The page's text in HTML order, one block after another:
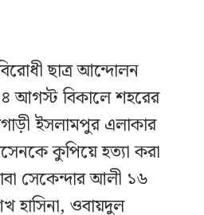
ছাত্র আন্দোলন
আগস্ট বিকালে শহরের
ইসলামপুর এলাকার
কুপিয়ে হত্যা করা
সেকেন্দার আলী ১৬
হাসিনা, ওবায়দুল